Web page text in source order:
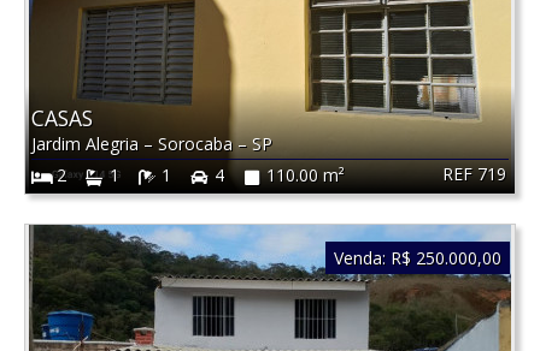
REF 719
CASAS
Jardim Alegria – Sorocaba–SP
2
1 1 4 110.00 m²
Venda: R$ 250.000,00